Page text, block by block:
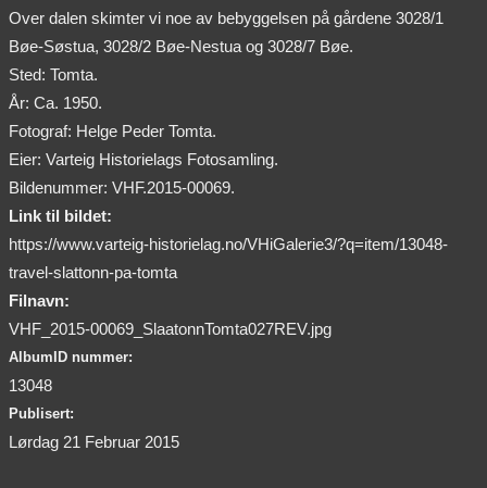
Over dalen skimter vi noe av bebyggelsen på gårdene 3028/1
Bøe-Søstua, 3028/2 Bøe-Nestua og 3028/7 Bøe.
Sted: Tomta.
År: Ca. 1950.
Fotograf: Helge Peder Tomta.
Eier: Varteig Historielags Fotosamling.
Bildenummer: VHF.2015-00069.
Link til bildet:
https://www.varteig-historielag.no/VHiGalerie3/?q=item/13048-
travel-slattonn-pa-tomta
Filnavn:
VHF_2015-00069_SlaatonnTomta027REV.jpg
AlbumID nummer:
13048
Publisert:
Lørdag 21 Februar 2015